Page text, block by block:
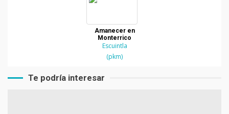
Amanecer en
Monterrico
Escuintla
(pkm)
Te podría interesar